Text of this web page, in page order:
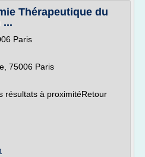
Thérapeutique du
...
Paris
75006 Paris
résultats à proximitéRetour